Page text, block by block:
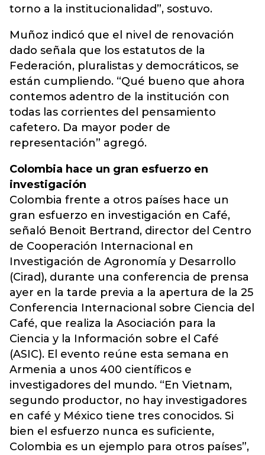
torno a la institucionalidad”, sostuvo.
Muñoz indicó que el nivel de renovación
dado señala que los estatutos de la
Federación, pluralistas y democráticos, se
están cumpliendo. “Qué bueno que ahora
contemos adentro de la institución con
todas las corrientes del pensamiento
cafetero. Da mayor poder de
representación” agregó.
Colombia hace un gran esfuerzo en
investigación
Colombia frente a otros países hace un
gran esfuerzo en investigación en Café,
señaló Benoit Bertrand, director del Centro
de Cooperación Internacional en
Investigación de Agronomía y Desarrollo
(Cirad), durante una conferencia de prensa
ayer en la tarde previa a la apertura de la 25
Conferencia Internacional sobre Ciencia del
Café, que realiza la Asociación para la
Ciencia y la Información sobre el Café
(ASIC). El evento reúne esta semana en
Armenia a unos 400 científicos e
investigadores del mundo. “En Vietnam,
segundo productor, no hay investigadores
en café y México tiene tres conocidos. Si
bien el esfuerzo nunca es suficiente,
Colombia es un ejemplo para otros países”,